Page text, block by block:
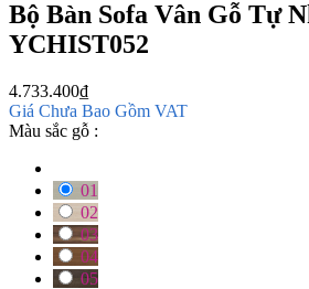
Bộ Bàn Sofa Vân Gỗ Tự
YCHIST052
4.733.400₫
Giá Chưa Bao Gồm VAT
Màu sắc gỗ :
01
02
03
04
05